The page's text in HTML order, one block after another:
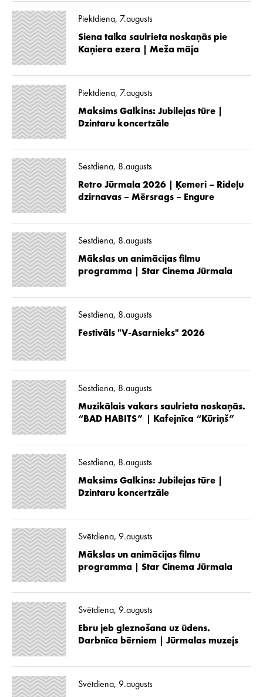
Piektdiena, 7.augusts
Siena talka saulrieta noskaņās pie
Kaņiera ezera | Meža māja
Piektdiena, 7.augusts
Maksims Galkins: Jubilejas tūre |
Dzintaru koncertzāle
Sestdiena, 8.augusts
Retro Jūrmala 2026 | Ķemeri – Rideļu
dzirnavas – Mērsrags – Engure
Sestdiena, 8.augusts
Mākslas un animācijas filmu
programma | Star Cinema Jūrmala
Sestdiena, 8.augusts
Festivāls "V-Asarnieks" 2026
Sestdiena, 8.augusts
Muzikālais vakars saulrieta noskaņās.
“BAD HABITS” | Kafejnīca “Kūriņš”
Sestdiena, 8.augusts
Maksims Galkins: Jubilejas tūre |
Dzintaru koncertzāle
Svētdiena, 9.augusts
Mākslas un animācijas filmu
programma | Star Cinema Jūrmala
Svētdiena, 9.augusts
Ebru jeb gleznošana uz ūdens.
Darbnīca bērniem | Jūrmalas muzejs
Svētdiena, 9.augusts